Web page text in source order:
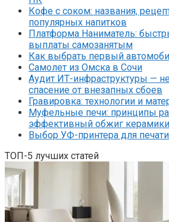
Кофе с соком: названия,
популярных напитков
Платформа Наниматель:
выплаты самозанятым
Как выбрать первый
Самолет из Омска в Сочи
Аудит ИТ-инфраструктуры —
спасение от внезапных сбоев
Гравировка: технологии и
Муфельные печи: принципы
эффективный обжиг керамики
Выбор УФ-принтера для
ТОП-5 лучших статей